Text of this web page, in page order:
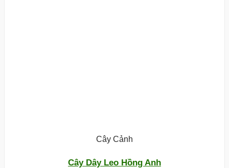
Cây Cảnh
Cây Dây Leo Hồng Anh